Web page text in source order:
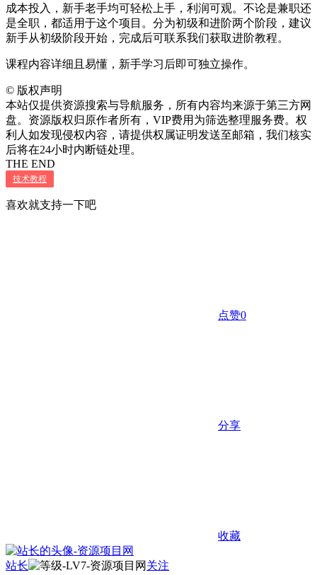
成本投入，新手老手均可轻松上手，利润可观。不论是兼职还
是全职，都适用于这个项目。分为初级和进阶两个阶段，建议
新手从初级阶段开始，完成后可联系我们获取进阶教程。
课程内容详细且易懂，新手学习后即可独立操作。
© 版权声明
本站仅提供资源搜索与导航服务，所有内容均来源于第三方网
盘。资源版权归原作者所有，VIP费用为筛选整理服务费。权
利人如发现侵权内容，请提供权属证明发送至邮箱，我们核实
后将在24小时内断链处理。
THE END
技术教程
喜欢就支持一下吧
点赞0
分享
收藏
站长 关注